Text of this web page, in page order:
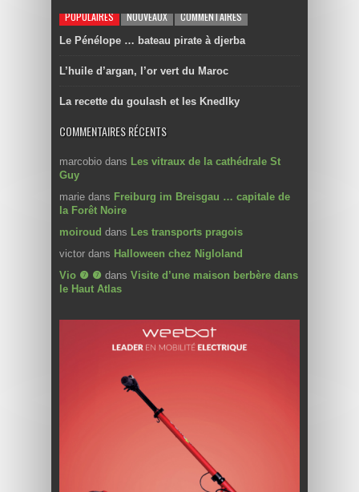
POPULAIRES NOUVEAUX COMMENTAIRES
Le Pénélope … bateau pirate à djerba
L’huile d’argan, l’or vert du Maroc
La recette du goulash et les Knedlky
COMMENTAIRES RÉCENTS
marcobio dans Les vitraux de la cathédrale St
Guy
marie dans Freiburg im Breisgau … capitale de
la Forêt Noire
moiroud dans Les transports pragois
victor dans Halloween chez Nigloland
Vio ❼ ❼ dans Visite d’une maison berbère dans
le Haut Atlas